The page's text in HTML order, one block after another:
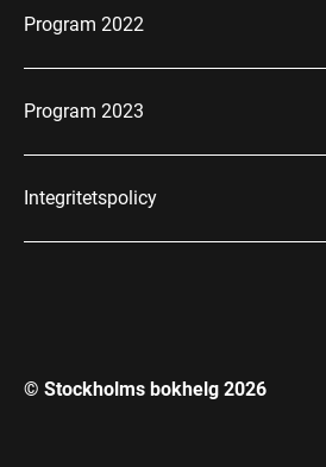
Program 2022
Program 2023
Integritetspolicy
© Stockholms bokhelg 2026